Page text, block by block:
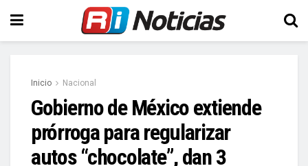
Inicio Nacional
Gobierno de México extiende
prórroga para regularizar
autos “chocolate”, dan 3